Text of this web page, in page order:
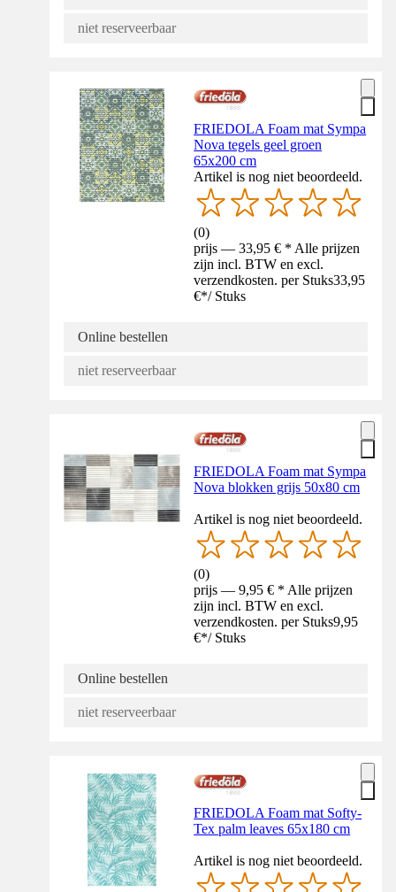
niet reserveerbaar
FRIEDOLA Foam mat Sympa
Nova tegels geel groen
65x200 cm
Artikel is nog niet beoordeeld.
(0)
prijs — 33,95 € * Alle prijzen
zijn incl. BTW en excl.
verzendkosten. per Stuks33,95
€*/ Stuks
Online bestellen
niet reserveerbaar
FRIEDOLA Foam mat Sympa
Nova blokken grijs 50x80 cm
Artikel is nog niet beoordeeld.
(0)
prijs — 9,95 € * Alle prijzen
zijn incl. BTW en excl.
verzendkosten. per Stuks9,95
€*/ Stuks
Online bestellen
niet reserveerbaar
FRIEDOLA Foam mat Softy-
Tex palm leaves 65x180 cm
Artikel is nog niet beoordeeld.